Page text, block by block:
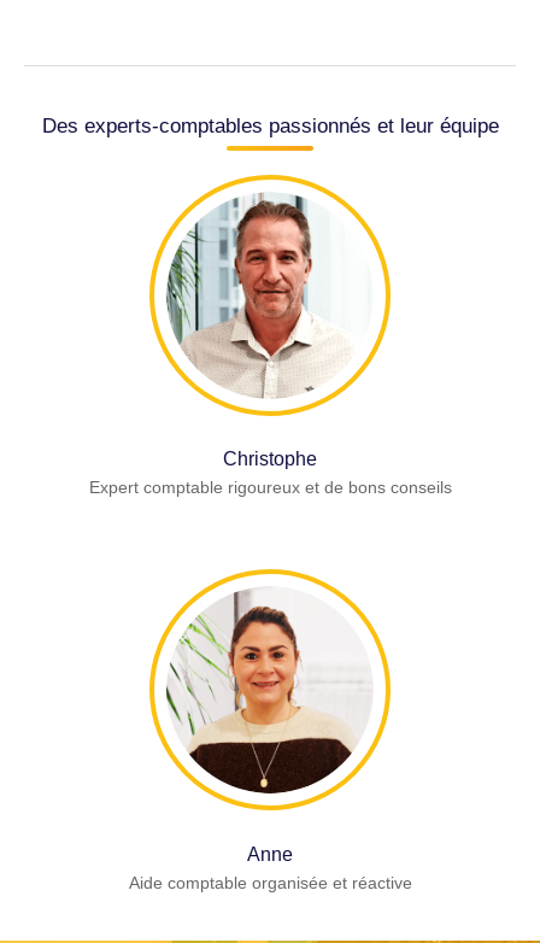
Des experts-comptables passionnés et leur équipe
Christophe
Expert comptable rigoureux et de bons conseils
Anne
Aide comptable organisée et réactive